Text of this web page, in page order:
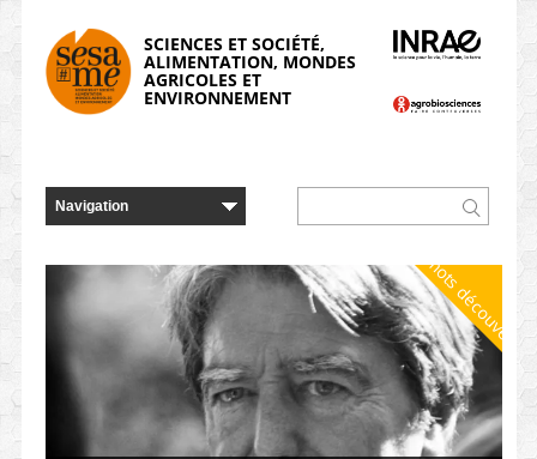
SCIENCES ET SOCIÉTÉ,
ALIMENTATION, MONDES
AGRICOLES ET
ENVIRONNEMENT
À mots découverts